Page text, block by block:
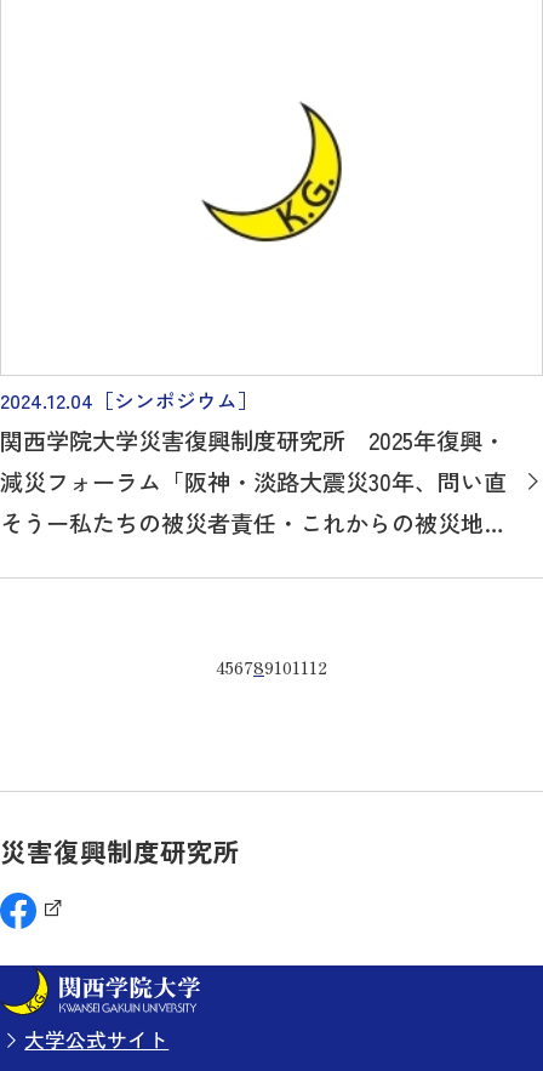
2024.12.04 ［シンポジウム］
関西学院大学災害復興制度研究所 2025年復興・
減災フォーラム「阪神・淡路大震災30年、問い直
そうー私たちの被災者責任・これからの被災地責
456789101112
災害復興制度研究所
大学公式サイト